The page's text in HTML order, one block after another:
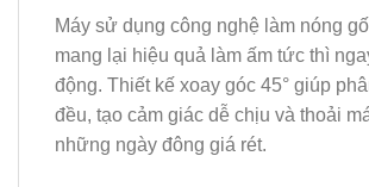
Máy sử dụng công nghệ làm nóng
mang lại hiệu quả làm ấm tức thì
động. Thiết kế xoay góc 45° giúp
đều, tạo cảm giác dễ chịu và thoải
những ngày đông giá rét.